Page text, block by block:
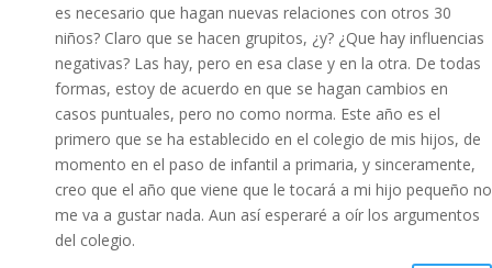
es necesario que hagan nuevas relaciones con otros 30
niños? Claro que se hacen grupitos, ¿y? ¿Que hay influencias
negativas? Las hay, pero en esa clase y en la otra. De todas
formas, estoy de acuerdo en que se hagan cambios en
casos puntuales, pero no como norma. Este año es el
primero que se ha establecido en el colegio de mis hijos, de
momento en el paso de infantil a primaria, y sinceramente,
creo que el año que viene que le tocará a mi hijo pequeño no
me va a gustar nada. Aun así esperaré a oír los argumentos
del colegio.